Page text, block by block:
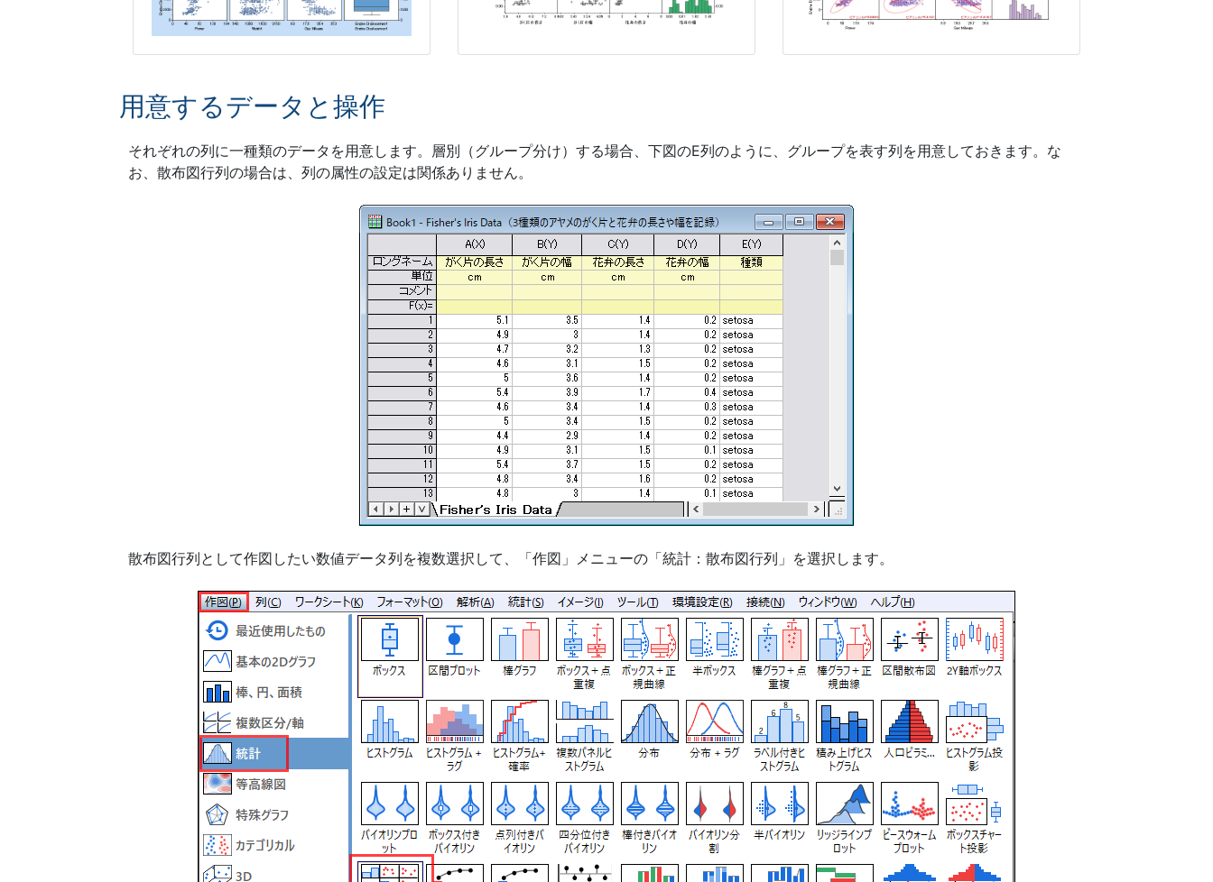
用意するデータと操作
それぞれの列に一種類のデータを用意します。層別（グループ分け）する場合、下図のE列のように、グループを表す列を用意しておきます。な
お、散布図行列の場合は、列の属性の設定は関係ありません。
散布図行列として作図したい数値データ列を複数選択して、「作図」メニューの「統計：散布図行列」を選択します。